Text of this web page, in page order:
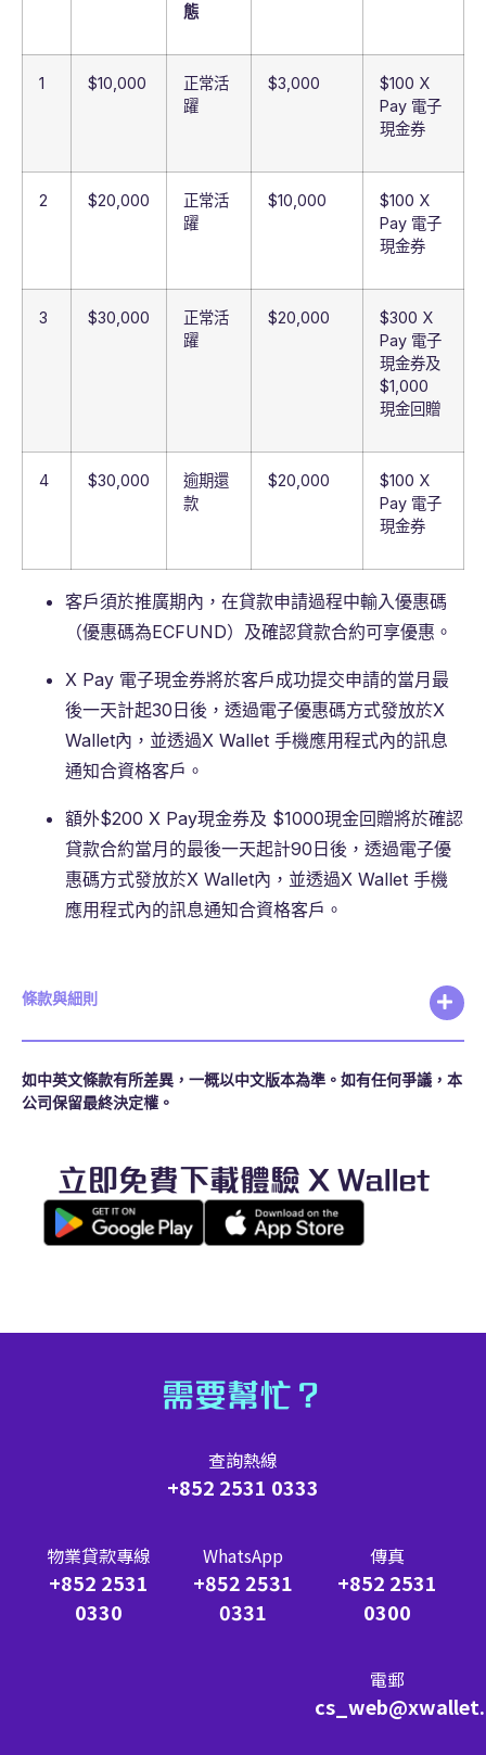
態
1 $10,000
正常活
躍
$3,000
$100 X
Pay 電子
現金券
2 $20,000
正常活
躍
$10,000
$100 X
Pay 電子
現金券
3 $30,000
正常活
躍
$20,000
$300 X
Pay 電子
現金券及
$1,000
現金回贈
4 $30,000
逾期還
款
$20,000
$100 X
Pay 電子
現金券
客戶須於推廣期內，在貸款申請過程中輸入優惠碼
（優惠碼為ECFUND）及確認貸款合約可享優惠。
X Pay 電子現金券將於客戶成功提交申請的當月最
後一天計起30日後，透過電子優惠碼方式發放於X
Wallet內，並透過X Wallet 手機應用程式內的訊息
通知合資格客戶。
額外$200 X Pay現金券及 $1000現金回贈將於確認
貸款合約當月的最後一天起計90日後，透過電子優
惠碼方式發放於X Wallet內，並透過X Wallet 手機
應用程式內的訊息通知合資格客戶。
條款與細則
如中英文條款有所差異，一概以中文版本為準。如有任何爭議，本
公司保留最終決定權。
立即免費下載體驗 X Wallet
需要幫忙？
查詢熱線
+852 2531 0333
物業貸款專線
+852 2531
0330
WhatsApp
+852 2531
0331
傳真
+852 2531
0300
電郵